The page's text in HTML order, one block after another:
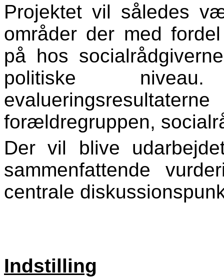
Projektet vil således
områder der med
på hos
politiske
forældregruppen,
Der vil blive
sammenfattende
centrale
Indstilling